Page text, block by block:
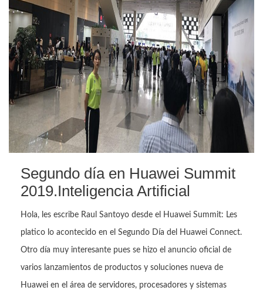
Segundo día en Huawei Summit
2019.Inteligencia Artificial
Hola, les escribe Raul Santoyo desde el Huawei Summit: Les
platico lo acontecido en el Segundo Día del Huawei Connect.
Otro día muy interesante pues se hizo el anuncio oficial de
varios lanzamientos de productos y soluciones nueva de
Huawei en el área de servidores, procesadores y sistemas